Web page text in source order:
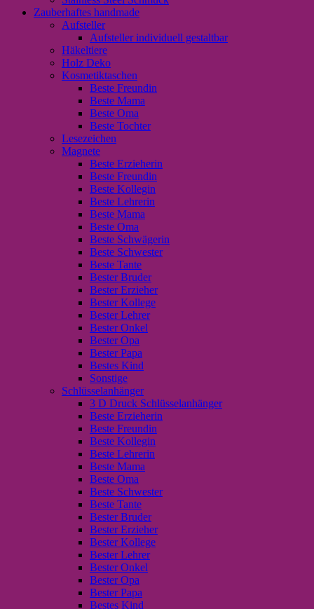
Zauberhaftes handmade
Aufsteller
Aufsteller individuell gestaltbar
Häkeltiere
Holz Deko
Kosmetiktaschen
Beste Freundin
Beste Mama
Beste Oma
Beste Tochter
Lesezeichen
Magnete
Beste Erzieherin
Beste Freundin
Beste Kollegin
Beste Lehrerin
Beste Mama
Beste Oma
Beste Schwägerin
Beste Schwester
Beste Tante
Bester Bruder
Bester Erzieher
Bester Kollege
Bester Lehrer
Bester Onkel
Bester Opa
Bester Papa
Bestes Kind
Sonstige
Schlüsselanhänger
3 D Druck Schlüsselanhänger
Beste Erzieherin
Beste Freundin
Beste Kollegin
Beste Lehrerin
Beste Mama
Beste Oma
Beste Schwester
Beste Tante
Bester Bruder
Bester Erzieher
Bester Kollege
Bester Lehrer
Bester Onkel
Bester Opa
Bester Papa
Bestes Kind